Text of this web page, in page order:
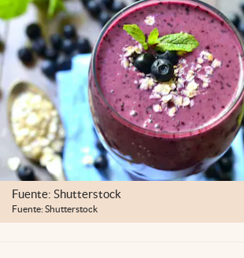
abre en nueva pestaña
México
Fuente: Shutterstock
Fuente: Shutterstock